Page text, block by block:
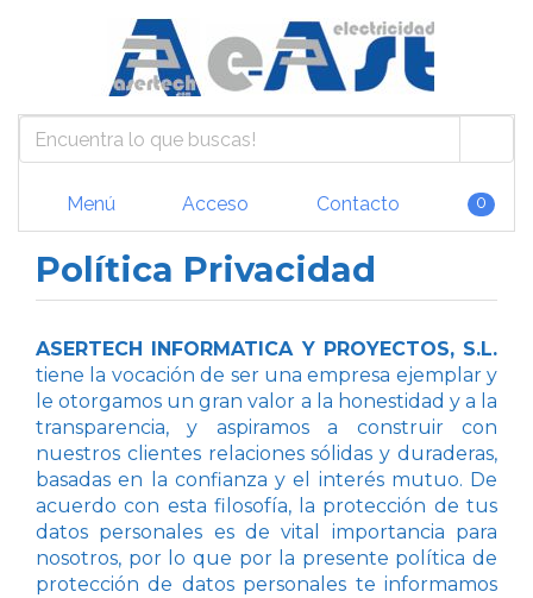
Menú Acceso Contacto 0
Política Privacidad
ASERTECH INFORMATICA Y PROYECTOS, S.L.
tiene la vocación de ser una empresa ejemplar y
le otorgamos un gran valor a la honestidad y a la
transparencia, y aspiramos a construir con
nuestros clientes relaciones sólidas y duraderas,
basadas en la confianza y el interés mutuo. De
acuerdo con esta filosofía, la protección de tus
datos personales es de vital importancia para
nosotros, por lo que por la presente política de
protección de datos personales te informamos